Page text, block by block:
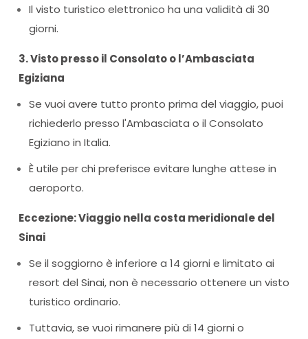
Il visto turistico elettronico ha una validità di 30
giorni.
3. Visto presso il Consolato o l’Ambasciata
Egiziana
Se vuoi avere tutto pronto prima del viaggio, puoi
richiederlo presso l'Ambasciata o il Consolato
Egiziano in Italia.
È utile per chi preferisce evitare lunghe attese in
aeroporto.
Eccezione: Viaggio nella costa meridionale del
Sinai
Se il soggiorno è inferiore a 14 giorni e limitato ai
resort del Sinai, non è necessario ottenere un visto
turistico ordinario.
Tuttavia, se vuoi rimanere più di 14 giorni o